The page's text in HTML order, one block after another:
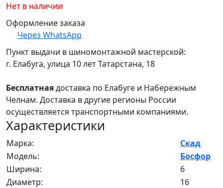
Нет в наличии
Оформление заказа
Через WhatsApp
Пункт выдачи в шиномонтажной мастерской:
г. Елабуга, улица 10 лет Татарстана, 18
Бесплатнаядоставка по Елабуге и Набережным
Челнам. Доставка в другие регионы России
осуществляется транспортными компаниями.
Характеристики
Марка:
Скад
Модель:
Босфор
Ширина:
6
Диаметр:
16